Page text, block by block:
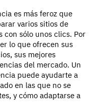
es más feroz que
varios sitios de
con sólo unos clics. Por
lo que ofrecen sus
sus mejores
del mercado. Un
puede ayudarte a
en las que no se
y cómo adaptarse a